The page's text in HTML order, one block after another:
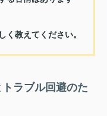
く教えてください。
ラブル回避のた